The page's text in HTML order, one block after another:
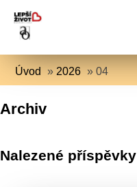
Úvod » 2026 »04
Archiv
Nalezené příspěvky